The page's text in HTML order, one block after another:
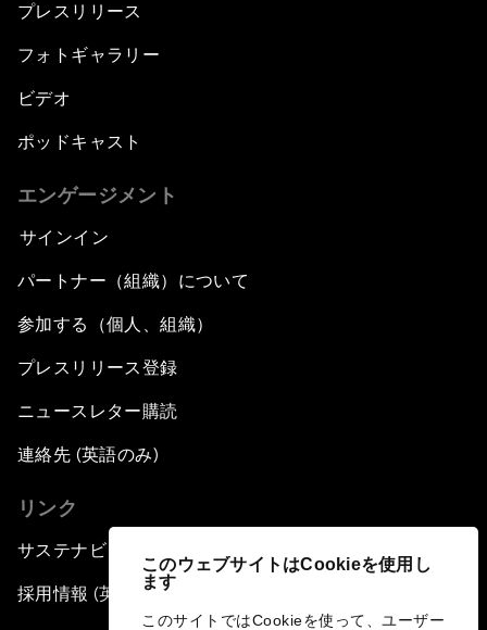
このウェブサイトはCookieを使用し
ます
このサイトではCookieを使って、ユーザー
プレスリリース
フォトギャラリー
ビデオ
ポッドキャスト
エンゲージメント
サインイン
パートナー（組織）について
参加する（個人、組織）
プレスリリース登録
ニュースレター購読
連絡先 (英語のみ)
リンク
サステナビリティへの取り組み
採用情報 (英語のみ)